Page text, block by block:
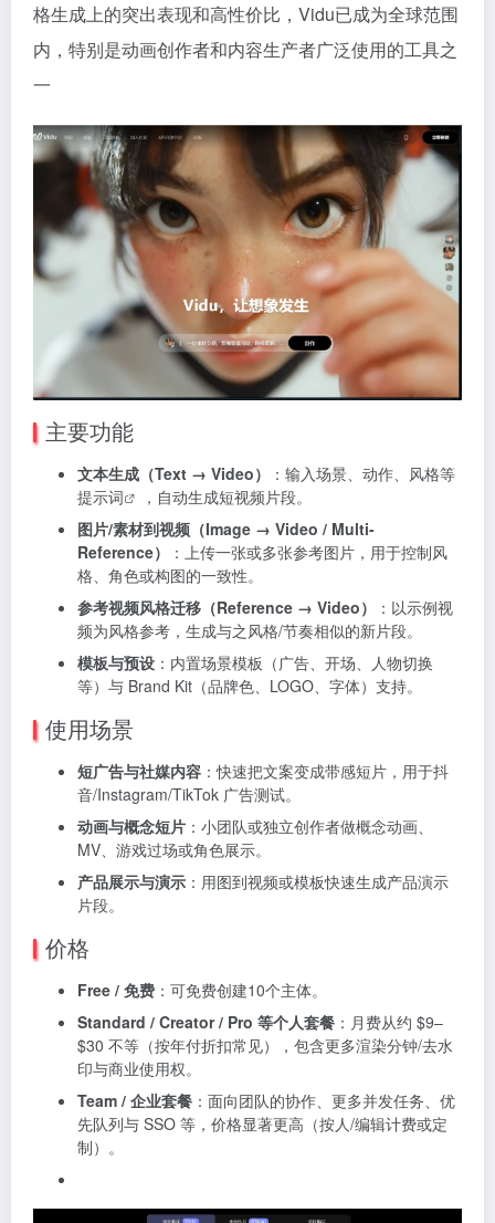
格生成上的突出表现和高性价比，Vidu已成为全球范围
内，特别是动画创作者和内容生产者广泛使用的工具之
一
主要功能
文本生成（Text → Video）
：输入场景、动作、风格等
提示词
，自动生成短视频片段。
图片/素材到视频（Image → Video / Multi-
Reference）
：上传一张或多张参考图片，用于控制风
格、角色或构图的一致性。
参考视频风格迁移（Reference → Video）
：以示例视
频为风格参考，生成与之风格/节奏相似的新片段。
模板与预设 ：内置场景模板（广告、开场、人物切换
等）与 Brand Kit（品牌色、LOGO、字体）支持。
使用场景
短广告与社媒内容 ：快速把文案变成带感短片，用于抖
音/Instagram/TikTok 广告测试。
动画与概念短片 ：小团队或独立创作者做概念动画、
MV、游戏过场或角色展示。
产品展示与演示 ：用图到视频或模板快速生成产品演示
片段。
价格
Free / 免费 ：可免费创建10个主体。
Standard / Creator / Pro 等个人套餐 ：月费从约 $9–
$30 不等（按年付折扣常见），包含更多渲染分钟/去水
印与商业使用权。
Team / 企业套餐 ：面向团队的协作、更多并发任务、优
先队列与 SSO 等，价格显著更高（按人/编辑计费或定
制）。